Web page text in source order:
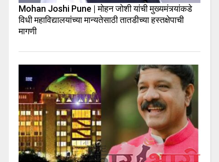
Mohan Joshi Pune | मोहन जोशी यांची मुख्यमंत्र्यांकडे
विधी महाविद्यालयांच्या मान्यतेसाठी तातडीच्या हस्तक्षेपाची
मागणी